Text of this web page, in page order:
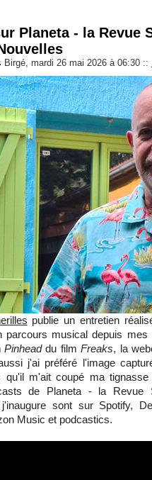
Planeta - la Revue
Birgé, mardi 26 mai 2026 à 06:30 ::
publie un entretien
parcours musical depuis
Pinheaddu filmFreaks, la
j'ai préféré l'image
qu'il m'ait coupé ma
de Planeta - la Revue
sont sur Spotify,
Music et podcastics.